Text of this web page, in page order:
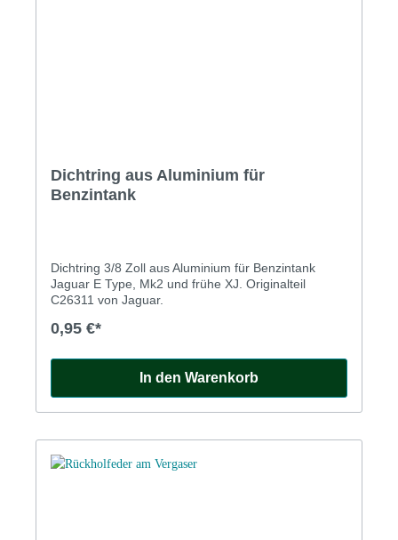
Dichtring aus Aluminium für
Benzintank
Dichtring 3/8 Zoll aus Aluminium für Benzintank
Jaguar E Type, Mk2 und frühe XJ. Originalteil
C26311 von Jaguar.
0,95 €*
In den Warenkorb